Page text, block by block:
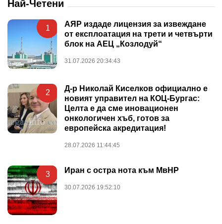
Най-Четени
1
АЯР издаде лицензия за извеждане
от експлоатация на трети и четвърти
блок на АЕЦ „Козлодуй“
31.07.2026 20:34:43
2
Д-р Николай Киселков официално е
новият управител на КОЦ-Бургас:
Целта е да сме иновационен
онкологичен хъб, готов за
европейска акредитация!
28.07.2026 11:44:45
3 Иран с остра нота към МвНР
30.07.2026 19:52:10